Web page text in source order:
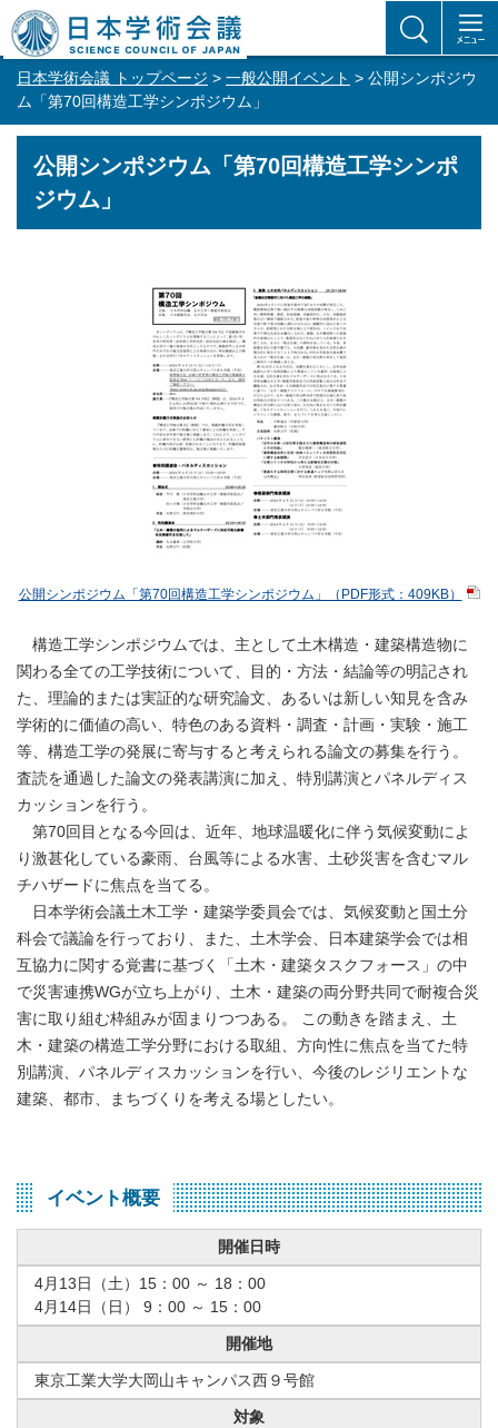
日本学術会議 トップページ > 一般公開イベント > 公開シンポジウ
ム「第70回構造工学シンポジウム」
公開シンポジウム「第70回構造工学シンポ
ジウム」
公開シンポジウム「第70回構造工学シンポジウム」（PDF形式：409KB）
構造工学シンポジウムでは、主として土木構造・建築構造物に
関わる全ての工学技術について、目的・方法・結論等の明記され
た、理論的または実証的な研究論文、あるいは新しい知見を含み
学術的に価値の高い、特色のある資料・調査・計画・実験・施工
等、構造工学の発展に寄与すると考えられる論文の募集を行う。
査読を通過した論文の発表講演に加え、特別講演とパネルディス
カッションを行う。
第70回目となる今回は、近年、地球温暖化に伴う気候変動によ
り激甚化している豪雨、台風等による水害、土砂災害を含むマル
チハザードに焦点を当てる。
日本学術会議土木工学・建築学委員会では、気候変動と国土分
科会で議論を行っており、また、土木学会、日本建築学会では相
互協力に関する覚書に基づく「土木・建築タスクフォース」の中
で災害連携WGが立ち上がり、土木・建築の両分野共同で耐複合災
害に取り組む枠組みが固まりつつある。 この動きを踏まえ、土
木・建築の構造工学分野における取組、方向性に焦点を当てた特
別講演、パネルディスカッションを行い、今後のレジリエントな
建築、都市、まちづくりを考える場としたい。
イベント概要
開催日時
4月13日（土）15：00 ～ 18：00
4月14日（日） 9：00 ～ 15：00
開催地
東京工業大学大岡山キャンパス西９号館
対象